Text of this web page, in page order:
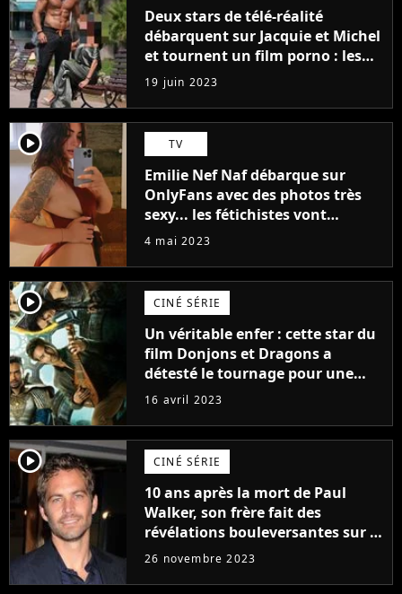
Deux stars de télé-réalité
débarquent sur Jacquie et Michel
et tournent un film porno : les
premières images du tournage
(exclu)
19 juin 2023
player2 TV
Emilie Nef Naf débarque sur
OnlyFans avec des photos très
sexy... les fétichistes vont
prendre leur pied !
4 mai 2023
player2 CINÉ SÉRIE
Un véritable enfer : cette star du
film Donjons et Dragons a
détesté le tournage pour une
raison très spéciale
16 avril 2023
player2 CINÉ SÉRIE
10 ans après la mort de Paul
Walker, son frère fait des
révélations bouleversantes sur la
réaction des acteurs de Fast and
26 novembre 2023